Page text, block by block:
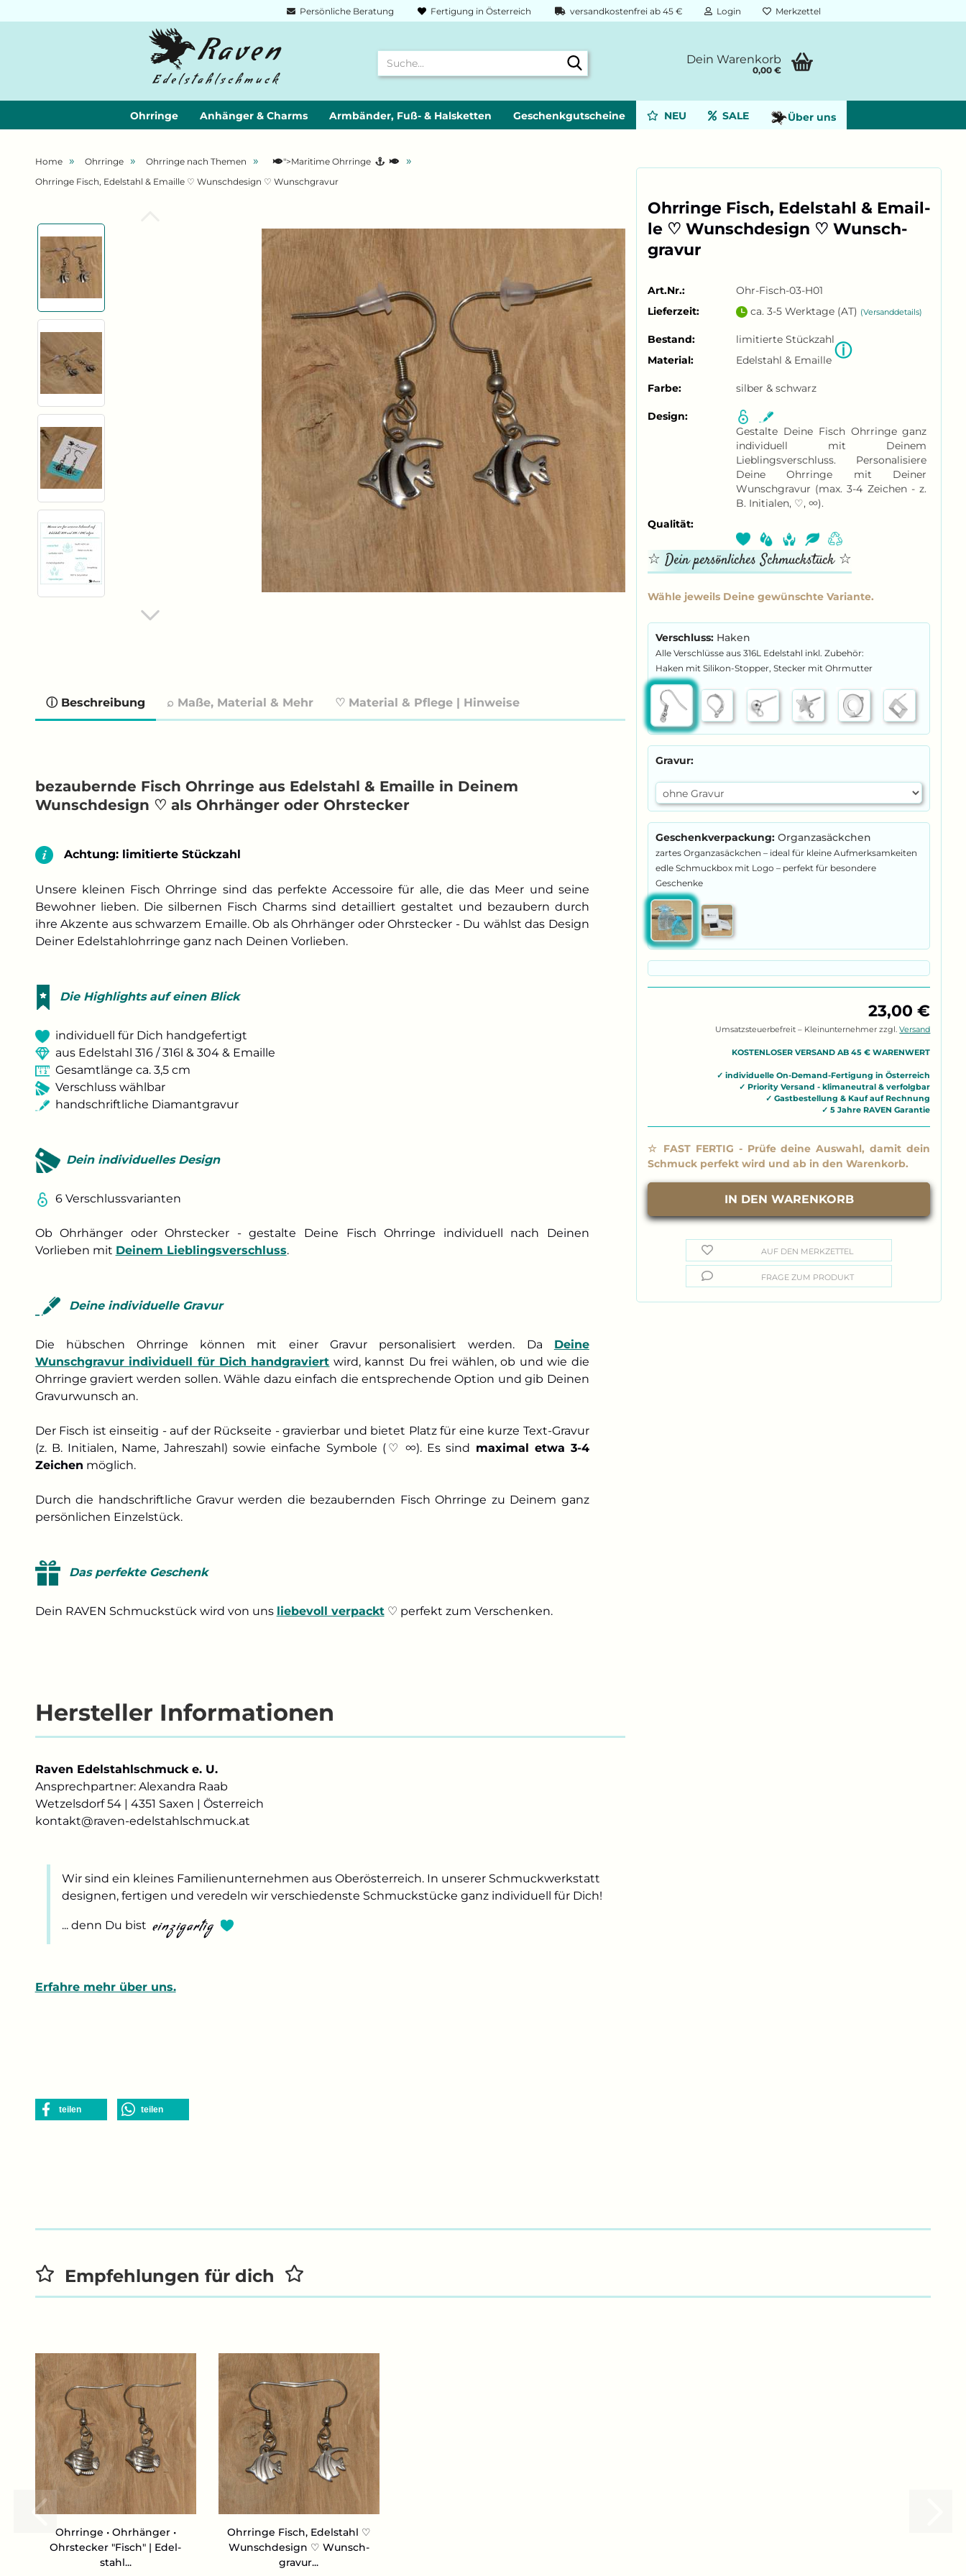
Persönliche Beratung Fertigung in Österreich versandkostenfrei ab 45 € Login Merkzettel
Dein Warenkorb
0,00 €
Ohrringe Anhänger & Charms Armbänder, Fuß- & Halsketten Geschenkgutscheine NEU SALE Über uns
Home » Ohrringe » Ohrringe nach Themen » ">Maritime Ohrringe »
Ohrringe Fisch, Edelstahl & Emaille ♡ Wunschdesign ♡ Wunschgravur
Ohr­rin­ge Fisch, Edel­stahl & Email­
le ♡ Wunsch­de­sign ♡ Wunsch­
gra­vur
Art.Nr.:
Ohr-Fisch-03-H01
Lieferzeit:
ca. 3-5 Werktage (AT) (Versanddetails)
Bestand:
limitierte Stückzahl
Material:
Edelstahl & Emaille ⓘ
Farbe: silber & schwarz
Design:
Gestalte Deine Fisch Ohrringe ganz
individuell mit Deinem
Lieblingsverschluss. Personalisiere
Deine Ohrringe mit Deiner
Wunschgravur (max. 3-4 Zeichen - z.
B. Initialen, ♡, ∞).
Qualität:
Verschluss: Haken
Gravur:
Geschenkverpackung: Organzasäckchen
23,00 €
Umsatzsteuerbefreit – Kleinunternehmer zzgl.Versand
AUF DEN MERKZETTEL
FRAGE ZUM PRODUKT
ⓘ Beschreibung ⌕ Maße, Material & Mehr ♡ Material & Pflege | Hinweise
bezaubernde Fisch Ohrringe aus Edelstahl & Emaille in Deinem
Wunschdesign ♡ als Ohrhänger oder Ohrstecker
Achtung: limitierte Stückzahl
Unsere kleinen Fisch Ohrringe sind das perfekte Accessoire für alle, die das Meer und seine
Bewohner lieben. Die silbernen Fisch Charms sind detailliert gestaltet und bezaubern durch
ihre Akzente aus schwarzem Emaille. Ob als Ohrhänger oder Ohrstecker - Du wählst das Design
Deiner Edelstahlohrringe ganz nach Deinen Vorlieben.
Die Highlights auf einen Blick
individuell für Dich handgefertigt
aus Edelstahl 316 / 316l & 304 & Emaille
Gesamtlänge ca. 3,5 cm
Verschluss wählbar
handschriftliche Diamantgravur
Dein individuelles Design
6 Verschlussvarianten
Ob Ohrhänger oder Ohrstecker - gestalte Deine Fisch Ohrringe individuell nach Deinen
Vorlieben mit Deinem Lieblingsverschluss.
Deine individuelle Gravur
Die hübschen Ohrringe können mit einer Gravur personalisiert werden. Da Deine
Wunschgravur individuell für Dich handgraviert wird, kannst Du frei wählen, ob und wie die
Ohrringe graviert werden sollen. Wähle dazu einfach die entsprechende Option und gib Deinen
Gravurwunsch an.
Der Fisch ist einseitig - auf der Rückseite - gravierbar und bietet Platz für eine kurze Text-Gravur
(z. B. Initialen, Name, Jahreszahl) sowie einfache Symbole (♡ ∞). Es sind maximal etwa 3-4
Zeichen möglich.
Durch die handschriftliche Gravur werden die bezaubernden Fisch Ohrringe zu Deinem ganz
persönlichen Einzelstück.
Das perfekte Geschenk
Dein RAVEN Schmuckstück wird von uns liebevoll verpackt♡ perfekt zum Verschenken.
Hersteller Informationen
Raven Edelstahlschmuck e. U.
Ansprechpartner: Alexandra Raab
Wetzelsdorf 54 | 4351 Saxen | Österreich
kontakt@raven-edelstahlschmuck.at
Wir sind ein kleines Familienunternehmen aus Oberösterreich. In unserer Schmuckwerkstatt
designen, fertigen und veredeln wir verschiedenste Schmuckstücke ganz individuell für Dich!
... denn Du bist einzigartig
Erfahre mehr über uns.
teilen teilen
Empfehlungen für dich
Ohr­rin­ge • Ohr­hän­ger •
Ohr­ste­cker "Fisch" | Edel­
stahl...
Ohr­rin­ge Fisch, Edel­stahl ♡
Wunsch­de­sign ♡ Wunsch­
gra­vur...